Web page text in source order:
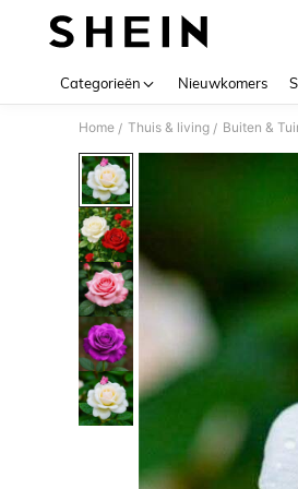
Categorieën Nieuwkomers
Home / Thuis & living / Buiten &